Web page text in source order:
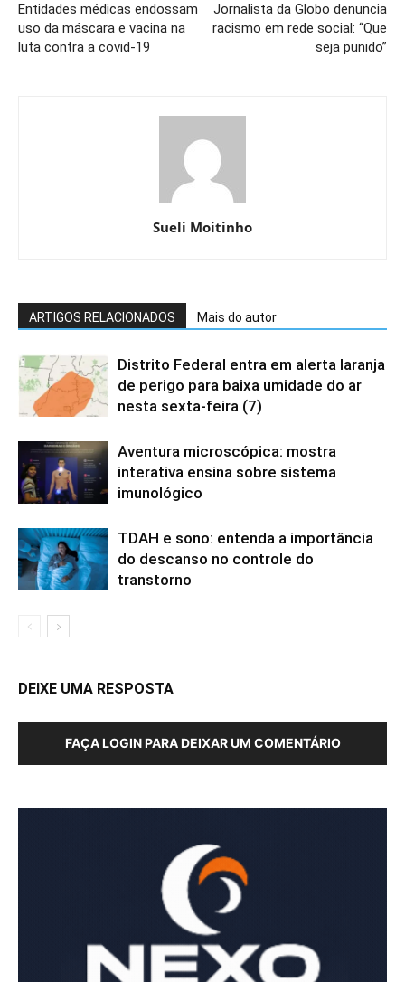
Entidades médicas endossam
uso da máscara e vacina na
luta contra a covid-19
Jornalista da Globo denuncia
racismo em rede social: “Que
seja punido”
Sueli Moitinho
ARTIGOS RELACIONADOS Mais do autor
Distrito Federal entra em alerta laranja
de perigo para baixa umidade do ar
nesta sexta-feira (7)
Aventura microscópica: mostra
interativa ensina sobre sistema
imunológico
TDAH e sono: entenda a importância
do descanso no controle do
transtorno
DEIXE UMA RESPOSTA
FAÇA LOGIN PARA DEIXAR UM COMENTÁRIO